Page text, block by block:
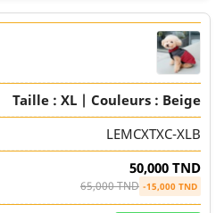
Taille : XL | Couleurs : Beige
LEMCXTXC-XLB
50,000 TND
65,000 TND -15,000 TND